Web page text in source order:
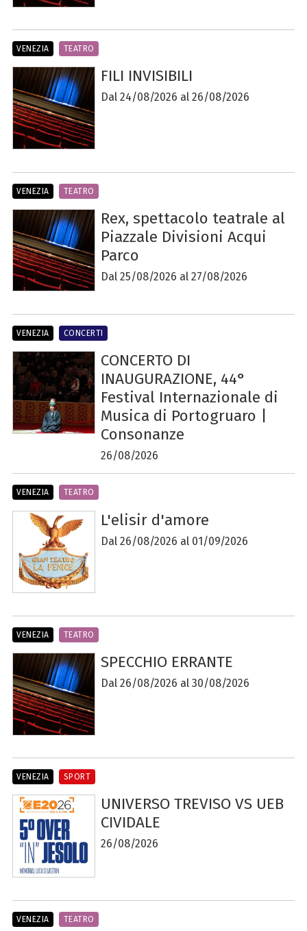
FILI INVISIBILI
Dal 24/08/2026 al 26/08/2026
VENEZIA TEATRO
Rex, spettacolo teatrale al
Piazzale Divisioni Acqui
Parco
Dal 25/08/2026 al 27/08/2026
VENEZIA TEATRO
CONCERTO DI
INAUGURAZIONE, 44°
Festival Internazionale di
Musica di Portogruaro |
Consonanze
26/08/2026
VENEZIA CONCERTI
L'elisir d'amore
Dal 26/08/2026 al 01/09/2026
VENEZIA TEATRO
SPECCHIO ERRANTE
Dal 26/08/2026 al 30/08/2026
VENEZIA TEATRO
UNIVERSO TREVISO VS UEB
CIVIDALE
26/08/2026
VENEZIA SPORT
VENEZIA TEATRO